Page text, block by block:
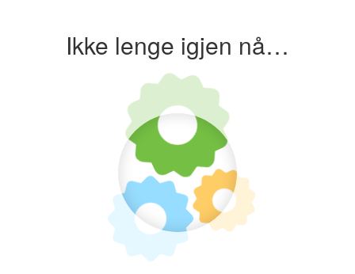
Ikke lenge igjen nå…